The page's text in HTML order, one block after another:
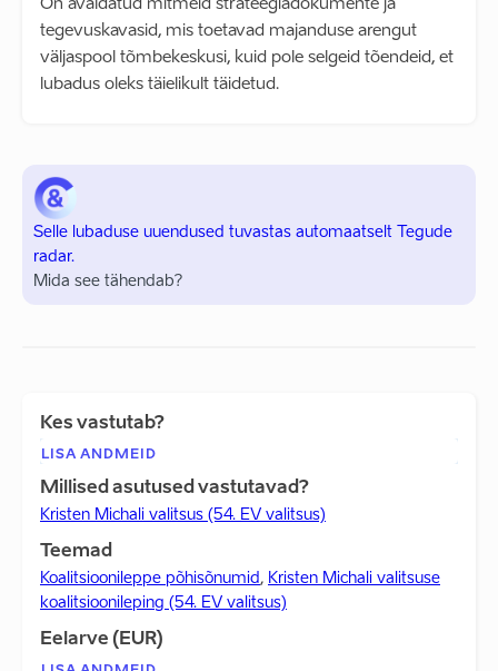
On avaldatud mitmeid strateegiadokumente ja
tegevuskavasid, mis toetavad majanduse arengut
väljaspool tõmbekeskusi, kuid pole selgeid tõendeid, et
lubadus oleks täielikult täidetud.
Selle lubaduse uuendused tuvastas automaatselt Tegude
radar.
Mida see tähendab?
Kes vastutab?
LISA ANDMEID
Millised asutused vastutavad?
Kristen Michali valitsus (54. EV valitsus)
Teemad
Koalitsioonileppe põhisõnumid , Kristen Michali valitsuse
koalitsioonileping (54. EV valitsus)
Eelarve (EUR)